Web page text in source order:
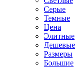
Серые
Темные
Цена
Элитные
Дешевые
Размеры
Большие